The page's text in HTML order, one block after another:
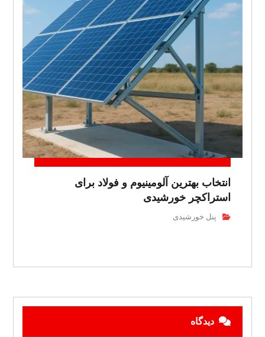
انتخاب بهترین آلومینیوم و فولاد برای
استراکچر خورشیدی
پنل خورشیدی
دیدگاه